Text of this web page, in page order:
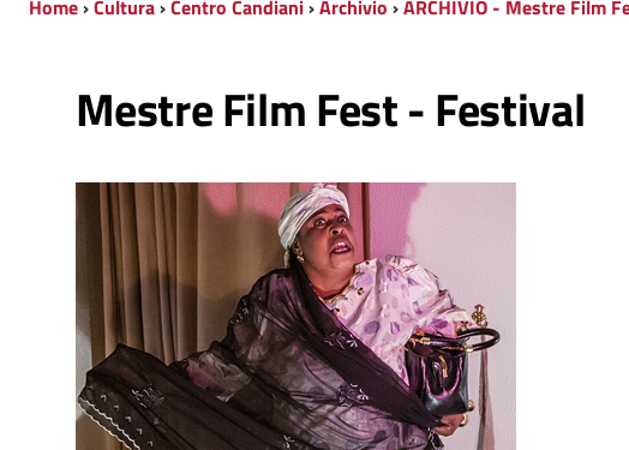
Home›Cultura›Centro Candiani›Archivio ›ARCHIVIO - Mestre Film
Mestre Film Fest - Festival